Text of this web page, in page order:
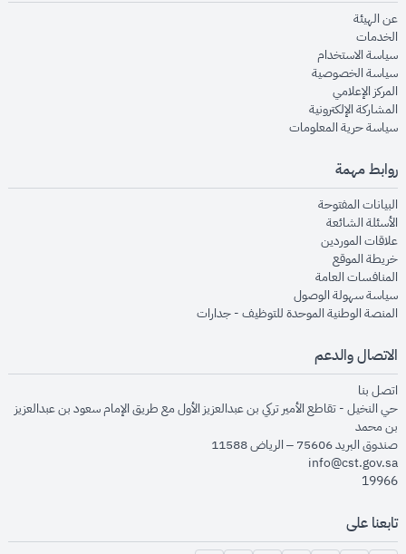
عن الهيئةopens in new window
الخدماتopens in new window
سياسة الاستخدام
سياسة الخصوصيةopens in new window
المركز الإعلاميopens in new window
المشاركة الإلكترونيةopens in new window
سياسة حرية المعلوماتopens in new window
روابط مهمة
البيانات المفتوحةopens in new window
الأسئلة الشائعةopens in new window
علاقات الموردينopens in new window
خريطة الموقعopens in new window
المنافسات العامةopens in new window
سياسة سهولة الوصولopens in new window
المنصة الوطنية الموحدة للتوظيف - جداراتopens in new window
الاتصال والدعم
اتصل بنا
حي النخيل - تقاطع الأمير تركي بن عبدالعزيز الأول مع طريق الإمام سعود بن عبدالعزيز
بن محمد
صندوق البريد 75606 – الرياض 11588
info@cst.gov.sa
19966
تابعنا على